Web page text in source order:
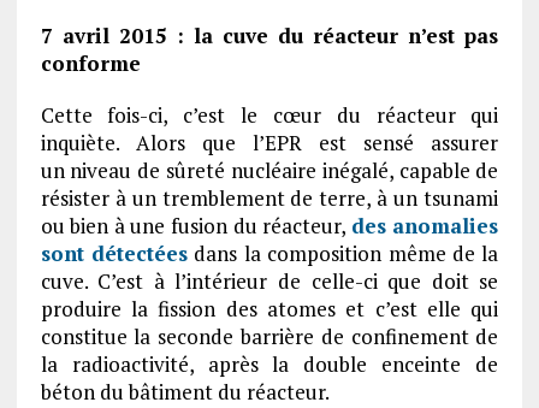
7 avril 2015 : la cuve du réacteur n’est pas
conforme
Cette fois-ci, c’est le cœur du réacteur qui
inquiète. Alors que l’EPR est sensé assurer
un niveau de sûreté nucléaire inégalé, capable de
résister à un tremblement de terre, à un tsunami
ou bien à une fusion du réacteur, des anomalies
sont détectées dans la composition même de la
cuve. C’est à l’intérieur de celle-ci que doit se
produire la fission des atomes et c’est elle qui
constitue la seconde barrière de confinement de
la radioactivité, après la double enceinte de
béton du bâtiment du réacteur.